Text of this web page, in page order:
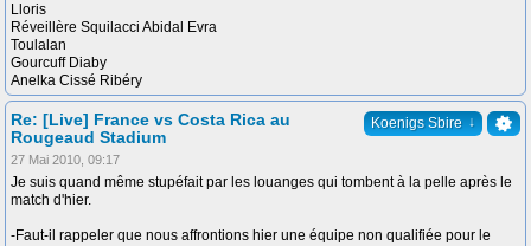
Lloris
Réveillère Squilacci Abidal Evra
Toulalan
Gourcuff Diaby
Anelka Cissé Ribéry
Koenigs Sbire ↓
Re: [Live] France vs Costa Rica au
Rougeaud Stadium
27 Mai 2010, 09:17
Je suis quand même stupéfait par les louanges qui tombent à la pelle après le
match d'hier.
-Faut-il rappeler que nous affrontions hier une équipe non qualifiée pour le